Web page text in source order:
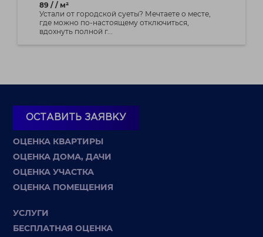
89 / / м²
Устали от городской суеты? Мечтаете о месте,
где можно по-настоящему отключиться,
вдохнуть полной г...
ОСТАВИТЬ ЗАЯВКУ
ОЦЕНКА КВАРТИРЫ
ОЦЕНКА ДОМА, ДАЧИ
ОЦЕНКА УЧАСТКА
ОЦЕНКА ПОМЕЩЕНИЯ
УСЛУГИ
БЕСПЛАТНАЯ ОЦЕНКА